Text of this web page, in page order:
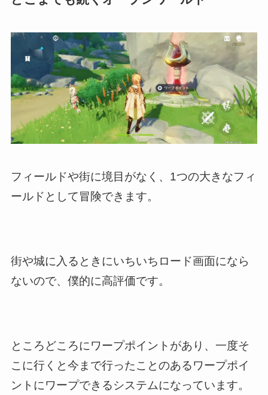
フィールドや街に境目がなく、1つの大きなフィ
ールドとして冒険できます。
街や城に入るときにいちいちロード画面になら
ないので、僕的に高評価です。
ところどころにワープポイントがあり、一度そ
こに行くと今まで行ったことのあるワープポイ
ントにワープできるシステムになっています。